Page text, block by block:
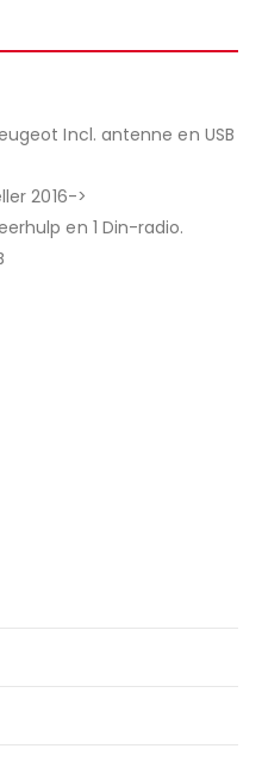
Incl. antenne en USB
2016->
en 1 Din-radio.